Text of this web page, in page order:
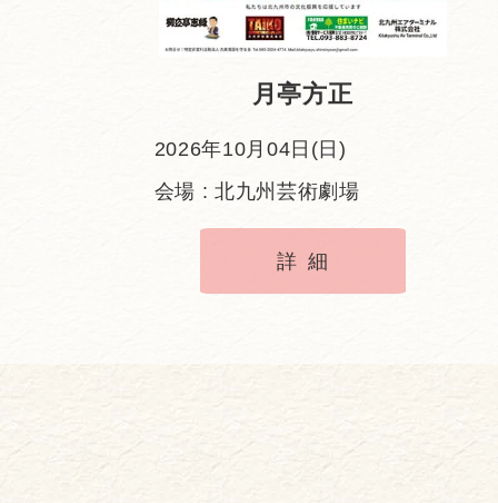
月亭方正
2026年10月04日(日)
会場 : 北九州芸術劇場
詳細